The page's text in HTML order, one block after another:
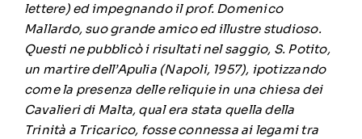
lettere) ed impegnando il prof. Domenico
Mallardo, suo grande amico ed illustre studioso.
Questi ne pubblicò i risultati nel saggio, S. Potito,
un martire dell’Apulia (Napoli, 1957), ipotizzando
come la presenza delle reliquie in una chiesa dei
Cavalieri di Malta, qual era stata quella della
Trinità a Tricarico, fosse connessa ai legami tra